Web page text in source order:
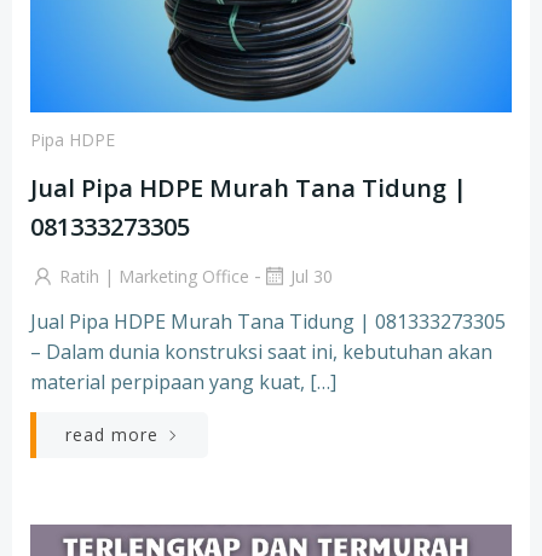
Pipa HDPE
Jual Pipa HDPE Murah Tana Tidung |
081333273305
Ratih | Marketing Office - Jul 30
Jual Pipa HDPE Murah Tana Tidung | 081333273305
– Dalam dunia konstruksi saat ini, kebutuhan akan
material perpipaan yang kuat, […]
read more